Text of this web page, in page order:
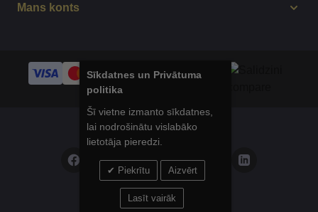
Mans konts
Privātuma politika
Sīkdatnes un Privātuma
politika
Šī vietne izmanto sīkdatnes,
lai nodrošinātu vislabāko
lietotāja pieredzi.
Piekrītu Aizvērt
Lasīt vairāk